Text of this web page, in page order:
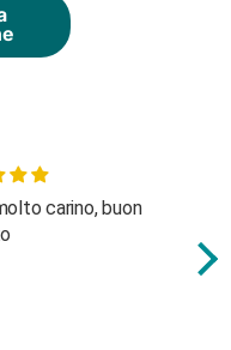
Bellissimo e personale
attentissimo